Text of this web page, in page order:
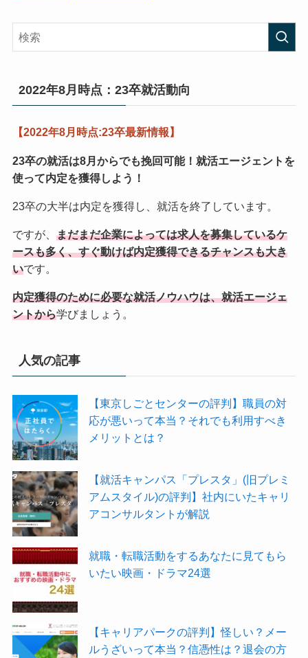
2022年8月時点：23卒就活動向
【2022年8月時点:23卒最新情報】
23卒の就活は8月からでも挽回可能！ 就活エージェントを
使って内定を獲得しよう！
23卒の大半は内定を獲得し、就活を終了しています。
ですが、 まだまだ企業によっては求人を募集しているケ
ースも多く、すぐ動けば内定獲得できるチャンスも大き
いです。
内定獲得のために必要な就活ノウハウは、就活エージェ
ントから学びましょう。
人気の記事
【東京しごとセンターの評判】職員の対
応が悪いって本当？それでも利用すべき
メリットとは？
【就活キャンパス「プレスタ」(旧プレミ
アムスタイル)の評判】社内にいたキャリ
アコンサルタントが解説
就職・転職活動をするあなたに見てもら
いたい映画・ドラマ24選
【キャリアパークの評判】怪しい？メー
ルうざいって本当？信憑性は？退会の方